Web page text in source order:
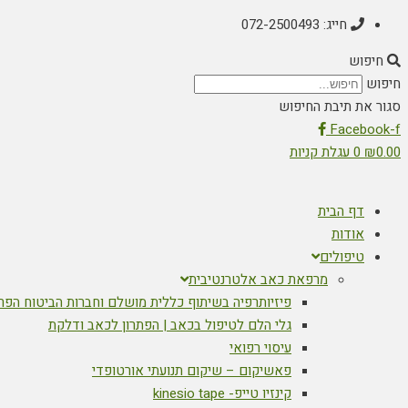
חייג: 072-2500493
חיפוש
חיפוש
סגור את תיבת החיפוש
Facebook-f
₪0.00
0 עגלת קניות
דף הבית
אודות
טיפולים
מרפאת כאב אלטרנטיבית
פיזיותרפיה בשיתוף כללית מושלם וחברות הביטוח
גלי הלם לטיפול בכאב | הפתרון לכאב ודלקת
עיסוי רפואי
פאשיקום – שיקום תנועתי אורטופדי
קינזיו טייפ- kinesio tape